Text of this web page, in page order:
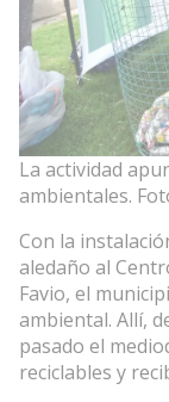
La actividad
ambientales.
Con la
aledaño al
Favio, el
ambiental. Allí,
pasado el
reciclables y